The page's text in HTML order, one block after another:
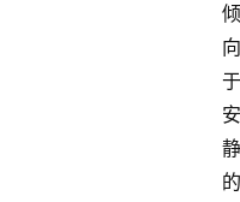
倾
向
于
安
静
的